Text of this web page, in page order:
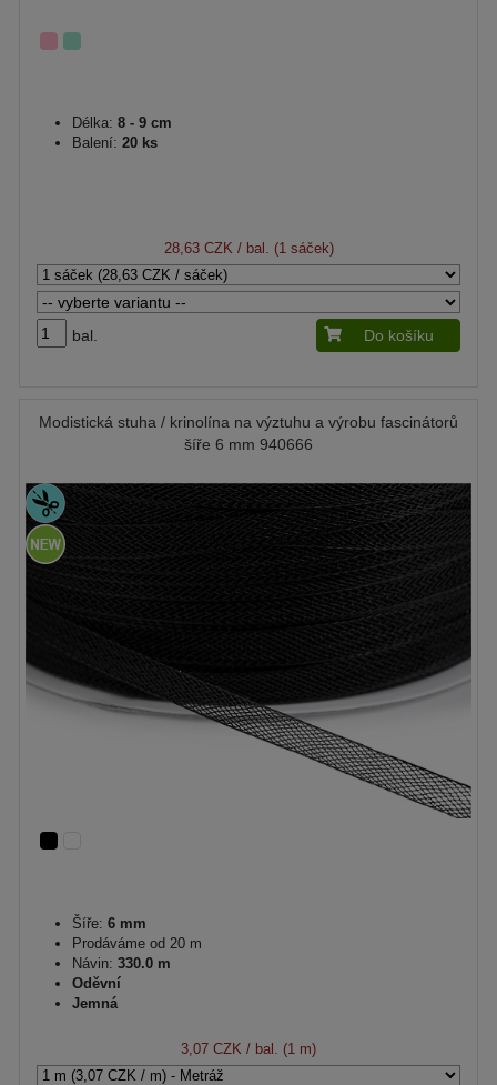
Délka: 8 - 9 cm
Balení: 20 ks
28,63 CZK / bal. (1 sáček)
bal. Do košíku
Modistická stuha / krinolína na výztuhu a výrobu fascinátorů
šíře 6 mm 940666
Šíře: 6 mm
Prodáváme od 20 m
Návin: 330.0 m
Oděvní
Jemná
3,07 CZK / bal. (1 m)